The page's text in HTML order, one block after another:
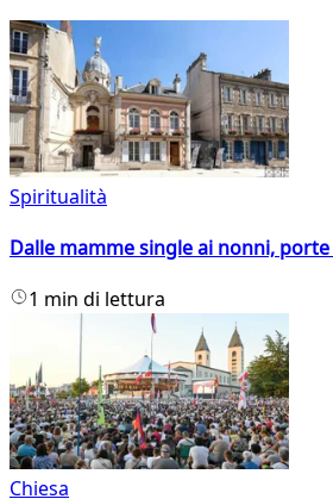
Spiritualità
Dalle mamme single ai nonni,
1 min di lettura
Chiesa